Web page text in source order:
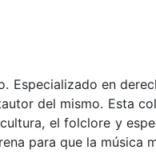
Especializado en
del mismo. Esta
el folclore y
para que la música